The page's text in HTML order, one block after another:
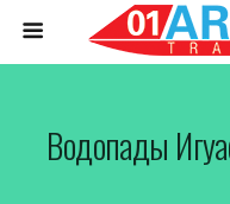
Водопады